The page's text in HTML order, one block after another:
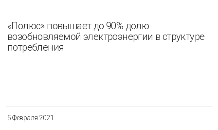
«Полюс» повышает до 90% долю
возобновляемой электроэнергии в структуре
потребления
5 Февраля 2021